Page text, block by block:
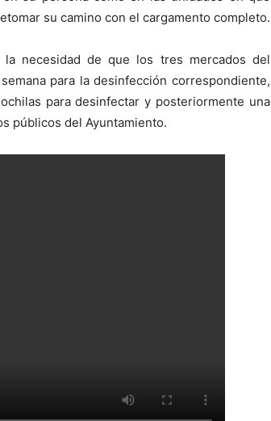
su camino con el cargamento completo.
necesidad de que los tres mercados del
para la desinfección correspondiente,
para desinfectar y posteriormente una
públicos del Ayuntamiento.